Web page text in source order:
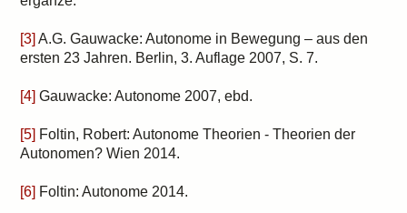
[3] A.G. Gauwacke: Autonome in Bewegung – aus den
ersten 23 Jahren. Berlin, 3. Auflage 2007, S. 7.
[4] Gauwacke: Autonome 2007, ebd.
[5] Foltin, Robert: Autonome Theorien - Theorien der
Autonomen? Wien 2014.
[6] Foltin: Autonome 2014.